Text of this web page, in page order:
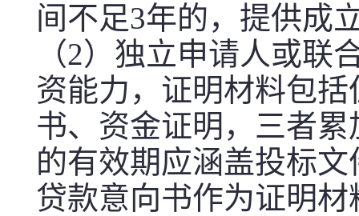
间不足3年的，提供成
（2）独立申请人或联
资能力，证明材料包
书、资金证明，三者
的有效期应涵盖投标
贷款意向书作为证明